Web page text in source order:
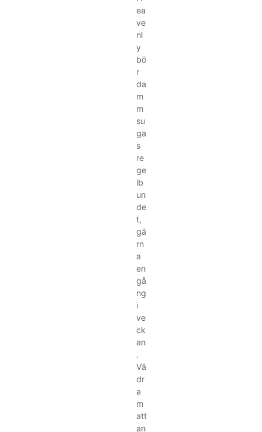
ea
ve
nl
y
bö
r
da
m
m
su
ga
s
re
ge
lb
un
de
t,
gä
rn
a
en
gå
ng
i
ve
ck
an
.
Vä
dr
a
m
att
an